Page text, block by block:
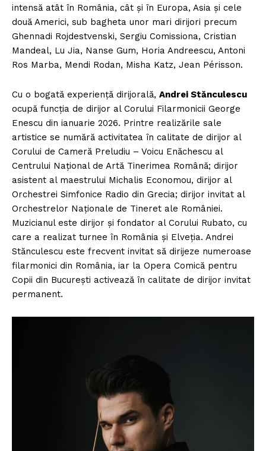
intensă atât în România, cât și în Europa, Asia și cele
două Americi, sub bagheta unor mari dirijori precum
Ghennadi Rojdestvenski, Sergiu Comissiona, Cristian
Mandeal, Lu Jia, Nanse Gum, Horia Andreescu, Antoni
Ros Marba, Mendi Rodan, Misha Katz, Jean Périsson.
Cu o bogată experiență dirijorală, Andrei Stănculescu
ocupă funcția de dirijor al Corului Filarmonicii George
Enescu din ianuarie 2026. Printre realizările sale
artistice se numără activitatea în calitate de dirijor al
Corului de Cameră Preludiu – Voicu Enăchescu al
Centrului Național de Artă Tinerimea Română; dirijor
asistent al maestrului Michalis Economou, dirijor al
Orchestrei Simfonice Radio din Grecia; dirijor invitat al
Orchestrelor Naționale de Tineret ale României.
Muzicianul este dirijor și fondator al Corului Rubato, cu
care a realizat turnee în România și Elveția. Andrei
Stănculescu este frecvent invitat să dirijeze numeroase
filarmonici din România, iar la Opera Comică pentru
Copii din București activează în calitate de dirijor invitat
permanent.